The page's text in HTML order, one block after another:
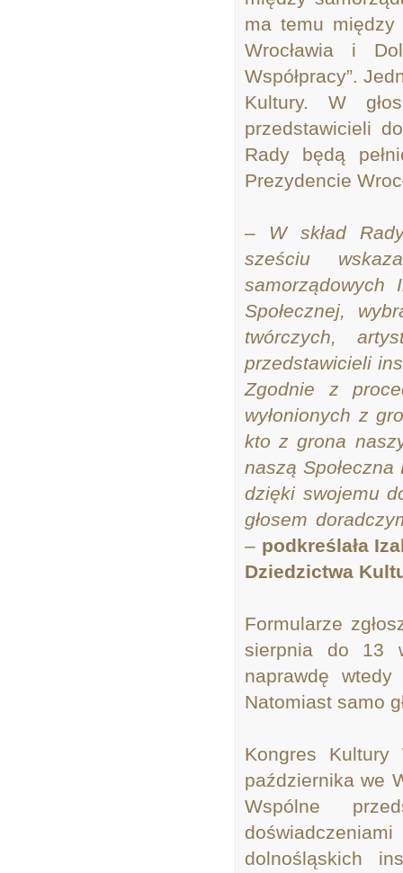
ma temu między
Wrocławia i
Współpracy”.
Kultury. W
przedstawicieli
Rady będą
Prezydencie
– W skład
sześciu
samorządowych
Społecznej,
twórczych,
przedstawicieli
Zgodnie z
wyłonionych z
kto z grona
naszą
dzięki swojemu
głosem
– podkreślała
Dziedzictwa
Formularze
sierpnia do 13
naprawdę
Natomiast samo
Kongres
października we
Wspólne
dolnośląskich